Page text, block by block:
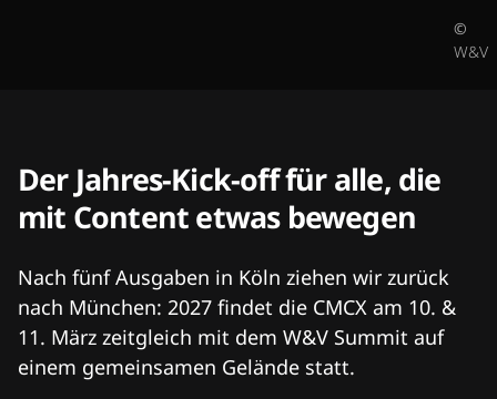
©
W&V
Der Jahres-Kick-off für alle, die
mit Content etwas bewegen
Nach fünf Ausgaben in Köln ziehen wir zurück
nach München: 2027 findet die CMCX am 10. &
11. März zeitgleich mit dem W&V Summit auf
einem gemeinsamen Gelände statt.